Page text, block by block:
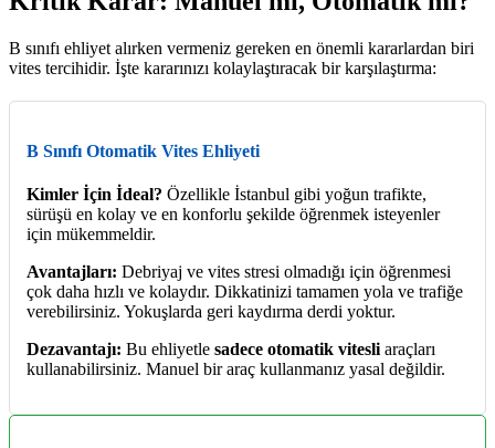
B sınıfı ehliyet alırken vermeniz gereken en önemli kararlardan biri
vites tercihidir. İşte kararınızı kolaylaştıracak bir karşılaştırma:
B Sınıfı Otomatik Vites Ehliyeti
Kimler İçin İdeal? Özellikle İstanbul gibi yoğun trafikte,
sürüşü en kolay ve en konforlu şekilde öğrenmek isteyenler
için mükemmeldir.
Avantajları: Debriyaj ve vites stresi olmadığı için öğrenmesi
çok daha hızlı ve kolaydır. Dikkatinizi tamamen yola ve trafiğe
verebilirsiniz. Yokuşlarda geri kaydırma derdi yoktur.
Dezavantajı: Bu ehliyetle sadece otomatik vitesliaraçları
kullanabilirsiniz. Manuel bir araç kullanmanız yasal değildir.